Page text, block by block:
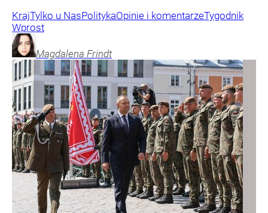
KrajTylko u NasPolitykaOpinie i komentarzeTygodnik
Wprost
Magdalena Frindt